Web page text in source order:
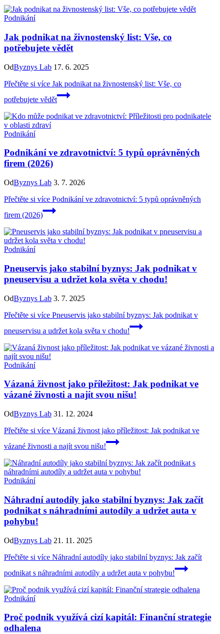
Podnikání
Jak podnikat na živnostenský list: Vše, co
potřebujete vědět
OdByznys Lab 17. 6. 2025
Přečtěte si více Jak podnikat na živnostenský list: Vše, co
potřebujete vědět
Podnikání
Podnikání ve zdravotnictví: 5 typů oprávněných
firem (2026)
OdByznys Lab 3. 7. 2026
Přečtěte si více Podnikání ve zdravotnictví: 5 typů oprávněných
firem (2026)
Podnikání
Pneuservis jako stabilní byznys: Jak podnikat v
pneuservisu a udržet kola světa v chodu!
OdByznys Lab 3. 7. 2025
Přečtěte si více Pneuservis jako stabilní byznys: Jak podnikat v
pneuservisu a udržet kola světa v chodu!
Podnikání
Vázaná živnost jako příležitost: Jak podnikat ve
vázané živnosti a najít svou nišu!
OdByznys Lab 31. 12. 2024
Přečtěte si více Vázaná živnost jako příležitost: Jak podnikat ve
vázané živnosti a najít svou nišu!
Podnikání
Náhradní autodíly jako stabilní byznys: Jak začít
podnikat s náhradními autodíly a udržet auta v
pohybu!
OdByznys Lab 21. 11. 2025
Přečtěte si více Náhradní autodíly jako stabilní byznys: Jak začít
podnikat s náhradními autodíly a udržet auta v pohybu!
Podnikání
Proč podnik využívá cizí kapitál: Finanční strategie
odhalena